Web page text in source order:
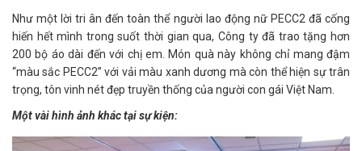
Như một lời tri ân đến toàn thể người lao động nữ PECC2 đã cống
hiến hết mình trong suốt thời gian qua, Công ty đã trao tặng hơn
200 bộ áo dài đến với chị em. Món quà này không chỉ mang đậm
“màu sắc PECC2” với vải màu xanh dương mà còn thể hiện sự trân
trọng, tôn vinh nét đẹp truyền thống của người con gái Việt Nam.
Một vài hình ảnh khác tại sự kiện: